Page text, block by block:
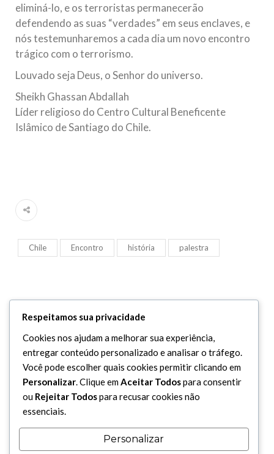
eliminá-lo, e os terroristas permanecerão
defendendo as suas “verdades” em seus enclaves, e
nós testemunharemos a cada dia um novo encontro
trágico com o terrorismo.
Louvado seja Deus, o Senhor do universo.
Sheikh Ghassan Abdallah
Líder religioso do Centro Cultural Beneficente
Islâmico de Santiago do Chile.
Chile Encontro história palestra
ARQUIVOS
Respeitamos sua privacidade
Cookies nos ajudam a melhorar sua experiência,
entregar conteúdo personalizado e analisar o tráfego.
Você pode escolher quais cookies permitir clicando em
Personalizar. Clique emAceitar Todospara consentir
ou Rejeitar Todospara recusar cookies não
essenciais.
Personalizar